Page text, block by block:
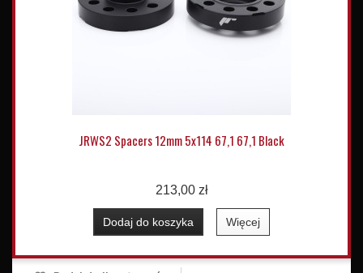
JRWS2 Spacers 12mm 5x114 67,1 67,1 Black
213,00 zł
Dodaj do koszyka Więcej